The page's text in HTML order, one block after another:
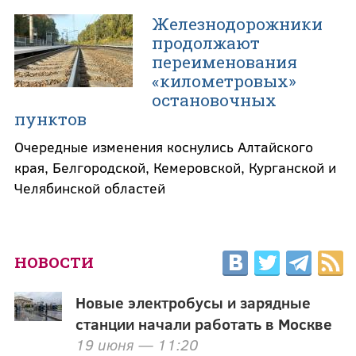
Железнодорожники
продолжают
переименования
«километровых»
остановочных
пунктов
Очередные изменения коснулись Алтайского
края, Белгородской, Кемеровской, Курганской и
Челябинской областей
НОВОСТИ
Новые электробусы и зарядные
станции начали работать в Москве
19 июня — 11:20